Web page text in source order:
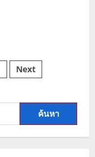
Next